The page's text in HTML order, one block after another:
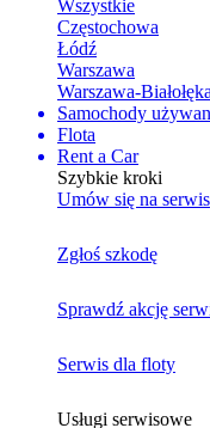
Wszystkie
Częstochowa
Łódź
Warszawa
Warszawa-Białołęka
Samochody
Flota
Rent a Car
Szybkie kroki
Umów się na serwis
Zgłoś szkodę
Sprawdź akcję
Serwis dla floty
Usługi serwisowe